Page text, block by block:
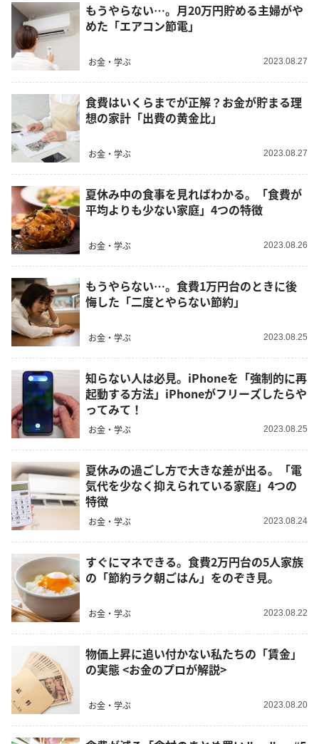
もうやらない…。月20万円貯める主婦がや
めた「エアコン節電」
お金・学ぶ 2023.08.27
食費はいくらまでが正解？お金が貯まる理
想の家計「出費の黄金比」
お金・学ぶ 2023.08.27
夏休み中の食事を見ればわかる。「食費が
平均よりも少ない家庭」4つの特徴
お金・学ぶ 2023.08.26
もうやらない…。食費1万円台のときに後
悔した「二度とやらない節約」
お金・学ぶ 2023.08.25
知らない人は必見。iPhoneを「強制的に再
起動する方法」iPhoneがフリーズしたらや
ってみて！
お金・学ぶ 2023.08.25
夏休みの過ごし方で大きな差が出る。「電
気代を少なく抑えられている家庭」4つの
特徴
お金・学ぶ 2023.08.24
すぐにマネできる。食費2万円台の5人家族
の「節約ラク朝ごはん」をのぞき見。
お金・学ぶ 2023.08.22
物価上昇に追い付かない私たちの「賃金」
の実態 <お金のプロが解説>
お金・学ぶ 2023.08.20